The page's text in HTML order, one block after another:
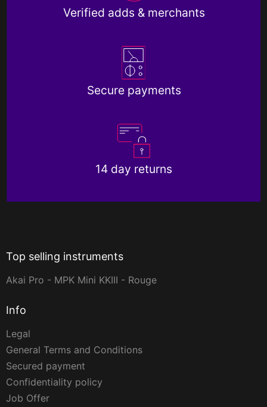
Verified adds & merchants
Secure payments
14 day returns
Top selling instruments
Akai Pro - MPK Mini KKIII - Rouge
Info
Legal
General Terms and Conditions
Secured payment
Confidentiality policy
Job Offer